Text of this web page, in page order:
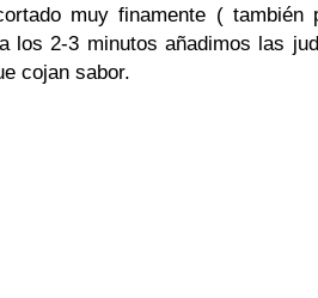
muy finamente ( también
2-3 minutos añadimos las
cojan sabor.